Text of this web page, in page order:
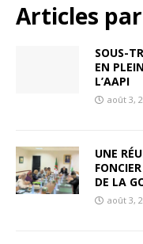
Articles par
SOUS-
EN
L’AAPI
août 3,
UNE
DE LA
août 3,